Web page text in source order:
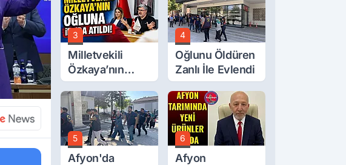
3
Milletvekili
Özkaya’nın
Oğluna İftira
Atıldı
4
Oğlunu Öldüren
Zanlı İle Evlendi
5
Afyon'da
6
Afyon